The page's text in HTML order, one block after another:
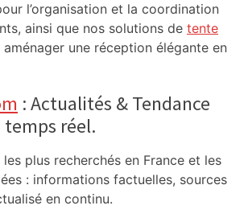
l’organisation et la coordination
ainsi que nos solutions de tente
aménager une réception élégante en
: Actualités & Tendance
temps réel.
plus recherchés en France et les
: informations factuelles, sources
en continu.